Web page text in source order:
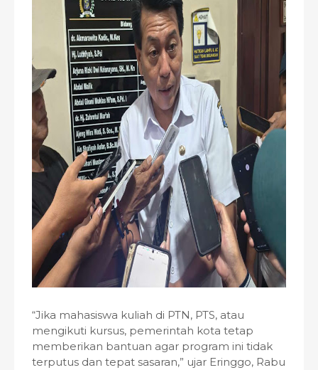
“Jika mahasiswa kuliah di PTN, PTS, atau
mengikuti kursus, pemerintah kota tetap
memberikan bantuan agar program ini tidak
terputus dan tepat sasaran,” ujar Eringgo, Rabu